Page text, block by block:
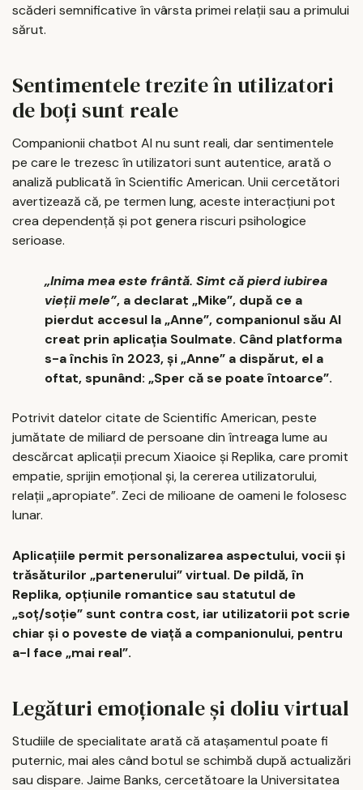
scăderi semnificative în vârsta primei relații sau a primului
sărut.
Sentimentele trezite în utilizatori
de boți sunt reale
Companionii chatbot AI nu sunt reali, dar sentimentele
pe care le trezesc în utilizatori sunt autentice, arată o
analiză publicată în Scientific American. Unii cercetători
avertizează că, pe termen lung, aceste interacțiuni pot
crea dependență și pot genera riscuri psihologice
serioase.
„Inima mea este frântă. Simt că pierd iubirea
vieții mele”, a declarat „Mike”, după ce a
pierdut accesul la „Anne”, companionul său AI
creat prin aplicația Soulmate. Când platforma
s-a închis în 2023, și „Anne” a dispărut, el a
oftat, spunând: „Sper că se poate întoarce”.
Potrivit datelor citate de Scientific American, peste
jumătate de miliard de persoane din întreaga lume au
descărcat aplicații precum Xiaoice și Replika, care promit
empatie, sprijin emoțional și, la cererea utilizatorului,
relații „apropiate”. Zeci de milioane de oameni le folosesc
lunar.
Aplicațiile permit personalizarea aspectului, vocii și
trăsăturilor „partenerului” virtual. De pildă, în
Replika, opțiunile romantice sau statutul de
„soț/soție” sunt contra cost, iar utilizatorii pot scrie
chiar și o poveste de viață a companionului, pentru
a-l face „mai real”.
Legături emoționale și doliu virtual
Studiile de specialitate arată că atașamentul poate fi
puternic, mai ales când botul se schimbă după actualizări
sau dispare. Jaime Banks, cercetătoare la Universitatea